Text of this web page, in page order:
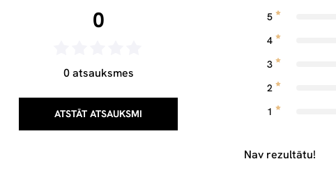
0
0 atsauksmes
ATSTĀT ATSAUKSMI
5
4
3
2
1
Nav rezultātu!